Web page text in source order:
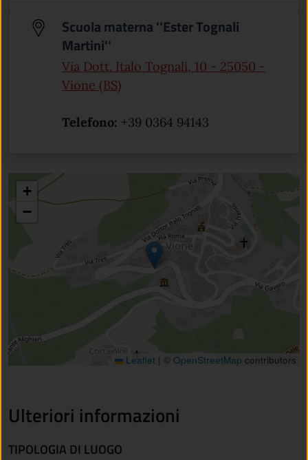
Scuola materna ''Ester Tognali
Martini''
Via Dott. Italo Tognali, 10 - 25050 -
Vione (BS)
Telefono: +39 0364 94143
+
−
Leaflet | © OpenStreetMap contributors
Ulteriori informazioni
TIPOLOGIA DI LUOGO